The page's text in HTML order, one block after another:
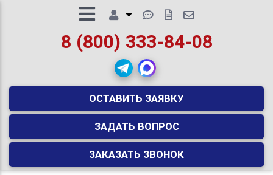
8 (800) 333-84-08
ОСТАВИТЬ ЗАЯВКУ
ЗАДАТЬ ВОПРОС
ЗАКАЗАТЬ ЗВОНОК